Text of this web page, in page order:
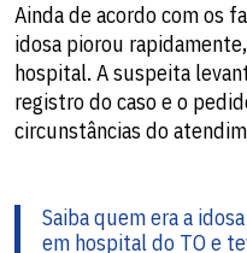
Ainda de acordo com os
idosa piorou
hospital. A suspeita
registro do caso e o
circunstâncias do
Saiba quem era a
em hospital do TO e